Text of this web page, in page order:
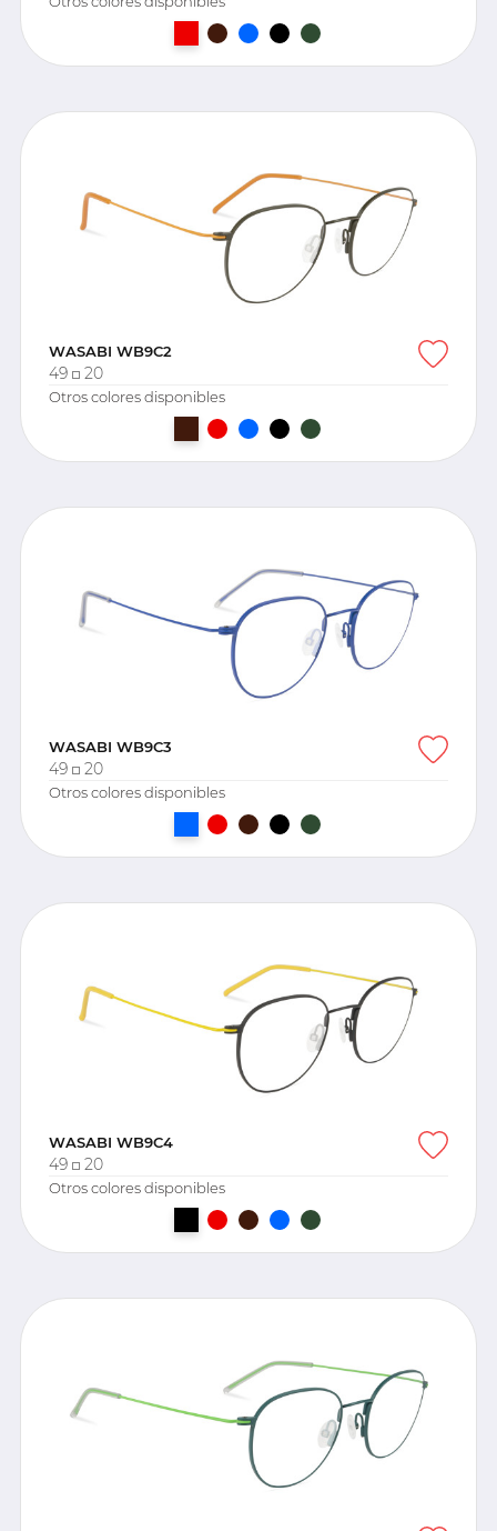
WASABI WB9C2
49 20
Otros colores disponibles
WASABI WB9C3
49 20
Otros colores disponibles
WASABI WB9C4
49 20
Otros colores disponibles